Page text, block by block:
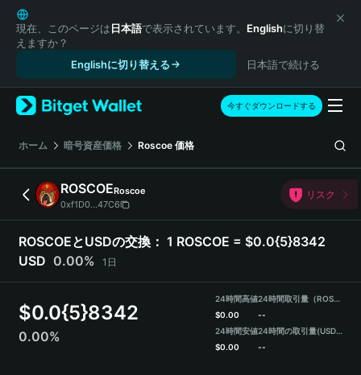
English
日本語
Tiếng Việt
Español (Latinoamérica)
Türkçe
Français
Deutsch
简体中文
繁體中文
Português (Portugal)
Bahasa Indonesia
ภาษาไทย
हिन्दी
Español
Português (Brasil)
現在、このページは日本語で表示されています。 Englishに切り替
えますか？
Englishに切り替える
日本語で続ける
今すぐダウンロードする
ホーム 暗号資産価格 Roscoe 価格
ROSCOERoscoe
0xf1D0...47C6
リスク
ROSCOEとUSDの交換： 1 ROSCOE = $0.0{5}8342
USD 0.00% 1日
$0.0{5}8342
0.00%
24時間高値
$0.00
24時間安値
$0.00
24時間取引量（ROSCOE）
--
24時間の取引量(USDT)
--